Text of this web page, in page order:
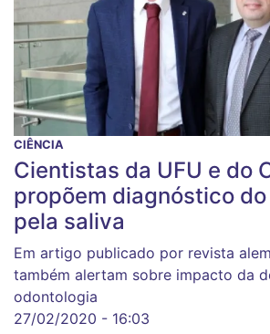
CIÊNCIA
Cientistas da UFU e do
propõem diagnóstico
pela saliva
Em artigo publicado por revista
também alertam sobre impacto da
odontologia
27/02/2020 - 16:03